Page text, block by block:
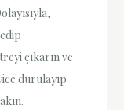
çıkarın ve
durulayıp